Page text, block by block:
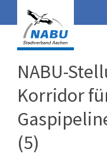
NABU-
Korridor
(5)